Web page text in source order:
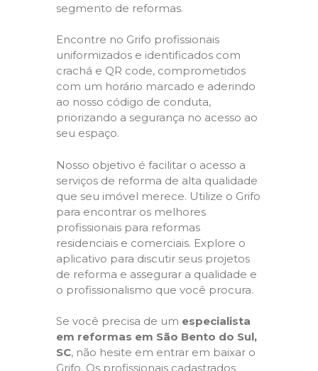
segmento de reformas.
Encontre no Grifo profissionais
uniformizados e identificados com
crachá e QR code, comprometidos
com um horário marcado e aderindo
ao nosso código de conduta,
priorizando a segurança no acesso ao
seu espaço.
Nosso objetivo é facilitar o acesso a
serviços de reforma de alta qualidade
que seu imóvel merece. Utilize o Grifo
para encontrar os melhores
profissionais para reformas
residenciais e comerciais. Explore o
aplicativo para discutir seus projetos
de reforma e assegurar a qualidade e
o profissionalismo que você procura.
Se você precisa de um especialista
em reformas em São Bento do Sul,
SC, não hesite em entrar em baixar o
Grifo. Os profissionais cadastrados